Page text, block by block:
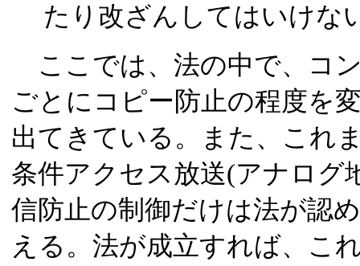
たり改ざんしてはいけな
ここでは、法の中で、コ
ごとにコピー防止の程度を
出てきている。また、これ
条件アクセス放送(アナログ
信防止の制御だけは法が認
える。法が成立すれば、こ